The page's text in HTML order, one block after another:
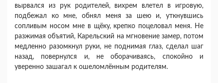
вырвался из рук родителей, вихрем влетел в игровую,
подбежал ко мне, обнял меня за шею и, уткнувшись
сопливым носом мне в щёку, крепко поцеловал меня. Не
разжимая объятий, Карельский на мгновение замер, потом
медленно разомкнул руки, не поднимая глаз, сделал шаг
назад, повернулся и, не оборачиваясь, спокойно и
уверенно зашагал к ошеломлённым родителям.